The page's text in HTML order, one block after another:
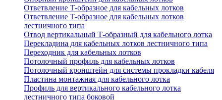
Ответвление Т-образное для кабельных лотков
Ответвление Т-образное для кабельных лотков
лестничного типа
Отвод вертикальный Т-образный для кабельного лотка
Перекладина для кабельных лотков лестничного типа
Переходник для кабельных лотков
Потолочный профиль для кабельных лотков
Потолочный кронштейн для системы прокладки кабеля
Пластина монтажная для кабельного лотка
Профиль для вертикального кабельного лотка
лестничного типа боковой